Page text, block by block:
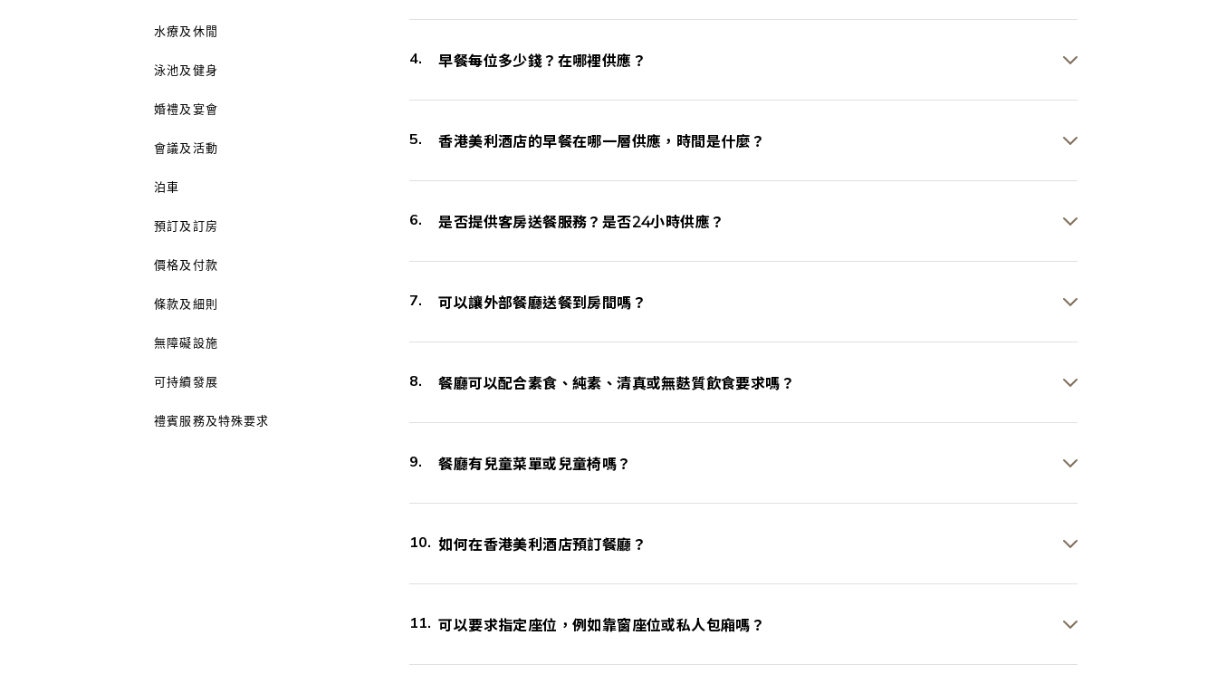
水療及休閒
泳池及健身
婚禮及宴會
會議及活動
泊車
預訂及訂房
價格及付款
條款及細則
無障礙設施
可持續發展
禮賓服務及特殊要求
早餐每位多少錢？在哪裡供應？
香港美利酒店的早餐在哪一層供應，時間是什麼？
是否提供客房送餐服務？是否24小時供應？
可以讓外部餐廳送餐到房間嗎？
餐廳可以配合素食、純素、清真或無麩質飲食要求嗎？
餐廳有兒童菜單或兒童椅嗎？
如何在香港美利酒店預訂餐廳？
可以要求指定座位，例如靠窗座位或私人包廂嗎？